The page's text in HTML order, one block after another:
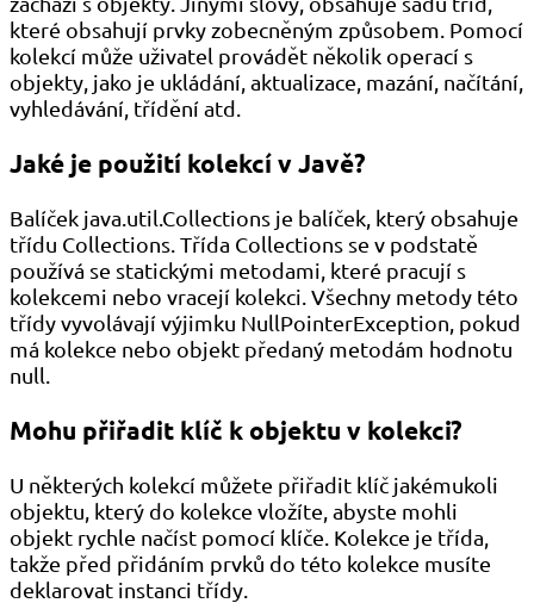
které obsahují prvky zobecněným způsobem. Pomocí
kolekcí může uživatel provádět několik operací s
objekty, jako je ukládání, aktualizace, mazání, načítání,
vyhledávání, třídění atd.
Jaké je použití kolekcí v Javě?
Balíček java.util.Collections je balíček, který obsahuje
třídu Collections. Třída Collections se v podstatě
používá se statickými metodami, které pracují s
kolekcemi nebo vracejí kolekci. Všechny metody této
třídy vyvolávají výjimku NullPointerException, pokud
má kolekce nebo objekt předaný metodám hodnotu
null.
Mohu přiřadit klíč k objektu v kolekci?
U některých kolekcí můžete přiřadit klíč jakémukoli
objektu, který do kolekce vložíte, abyste mohli
objekt rychle načíst pomocí klíče. Kolekce je třída,
takže před přidáním prvků do této kolekce musíte
deklarovat instanci třídy.